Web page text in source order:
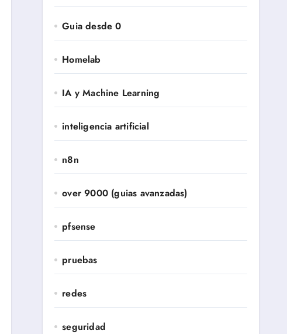
Guia desde 0
Homelab
IA y Machine Learning
inteligencia artificial
n8n
over 9000 (guias avanzadas)
pfsense
pruebas
redes
seguridad